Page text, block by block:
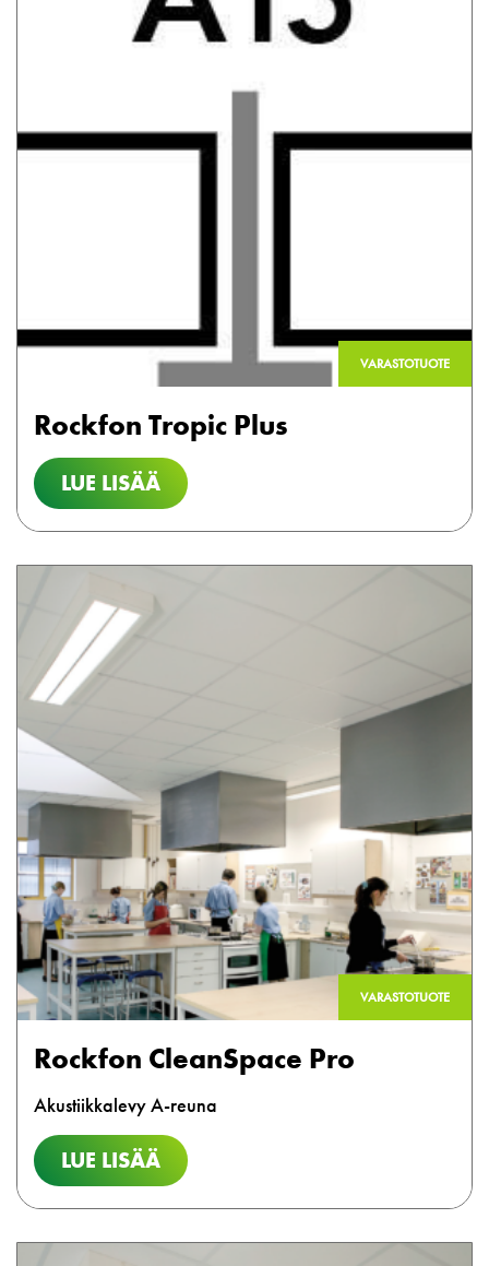
VARASTOTUOTE
Rockfon Tropic Plus
LUE LISÄÄ
VARASTOTUOTE
Rockfon CleanSpace Pro
Akustiikkalevy A-reuna
LUE LISÄÄ